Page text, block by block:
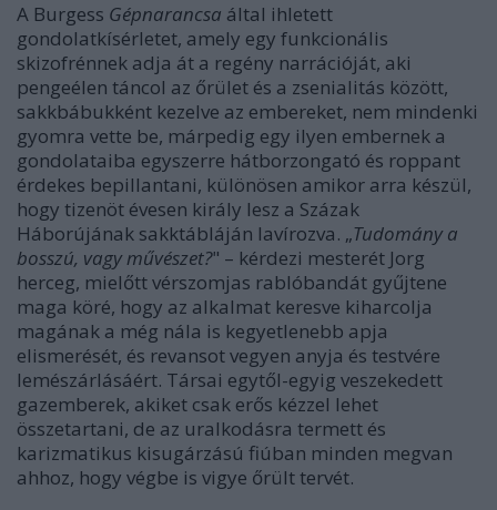
A Burgess Gépnarancsa által ihletett
gondolatkísérletet, amely egy funkcionális
skizofrénnek adja át a regény narrációját, aki
pengeélen táncol az őrület és a zsenialitás között,
sakkbábukként kezelve az embereket, nem mindenki
gyomra vette be, márpedig egy ilyen embernek a
gondolataiba egyszerre hátborzongató és roppant
érdekes bepillantani, különösen amikor arra készül,
hogy tizenöt évesen király lesz a Százak
Háborújának sakktábláján lavírozva. „Tudomány a
bosszú, vagy művészet?" – kérdezi mesterét Jorg
herceg, mielőtt vérszomjas rablóbandát gyűjtene
maga köré, hogy az alkalmat keresve kiharcolja
magának a még nála is kegyetlenebb apja
elismerését, és revansot vegyen anyja és testvére
lemészárlásáért. Társai egytől-egyig veszekedett
gazemberek, akiket csak erős kézzel lehet
összetartani, de az uralkodásra termett és
karizmatikus kisugárzású fiúban minden megvan
ahhoz, hogy végbe is vigye őrült tervét.